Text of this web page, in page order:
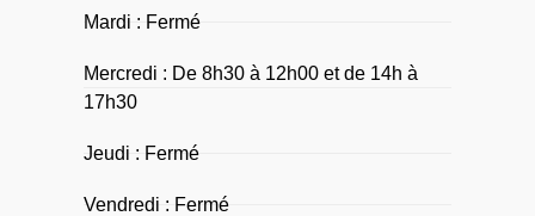
Mardi : Fermé
Mercredi : De 8h30 à 12h00 et de 14h à
17h30
Jeudi : Fermé
Vendredi : Fermé